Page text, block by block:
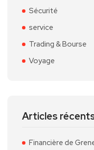
Sécurité
service
Trading & Bourse
Voyage
Articles
Financière de